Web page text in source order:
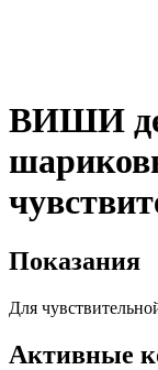
ВИШИ
Показания
Для
Активные